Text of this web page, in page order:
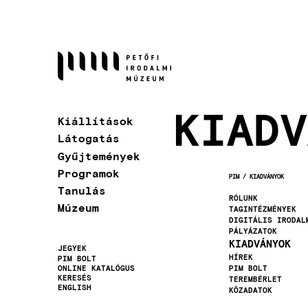
Kiállítások
Látogatás
Gyűjtemények
Programok
Tanulás
Múzeum
Másodlagos
navigáció
JEGYEK
PIM BOLT
ONLINE KATALÓGUS
KERESÉS
ENGLISH
PIM KIADVÁNYOK
RÓLUNK
TAGINTÉZMÉNYEK
DIGITÁLIS
PÁLYÁZATOK
KIADVÁNYOK
HÍREK
PIM BOLT
TEREMBÉRLET
KÖZADATOK